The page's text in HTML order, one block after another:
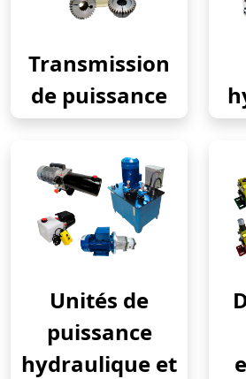
Transmission
de puissance
Unités de
puissance
hydraulique et